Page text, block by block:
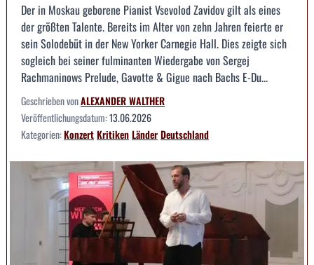
Der in Moskau geborene Pianist Vsevolod Zavidov gilt als eines
der größten Talente. Bereits im Alter von zehn Jahren feierte er
sein Solodebüt in der New Yorker Carnegie Hall. Dies zeigte sich
sogleich bei seiner fulminanten Wiedergabe von Sergej
Rachmaninows Prelude, Gavotte & Gigue nach Bachs E-Du...
Geschrieben vonALEXANDER WALTHER
Veröffentlichungsdatum:13.06.2026
Kategorien:KonzertKritikenLänderDeutschland